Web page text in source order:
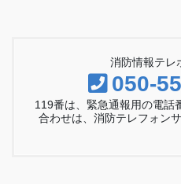
消防情報テレ
050-
119番は、緊急通報用の電話
合わせは、消防テレフォン